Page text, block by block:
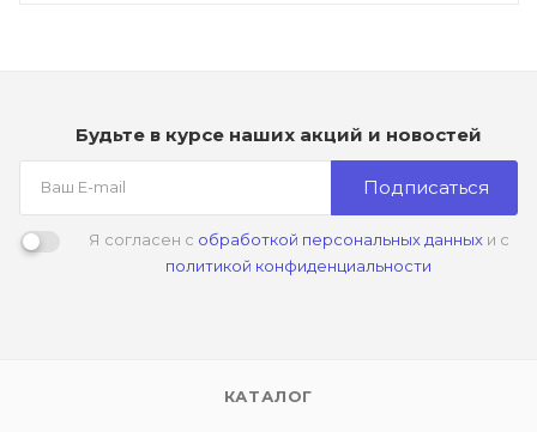
Будьте в курсе наших акций и новостей
Подписаться
Я согласен с обработкой персональных данныхи с
политикой конфиденциальности
КАТАЛОГ